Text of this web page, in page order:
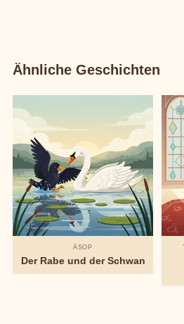
Ähnliche Geschichten
ÄSOP
Der Rabe und der Schwan